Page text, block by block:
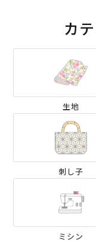
カ
生地
刺し子
ミシン